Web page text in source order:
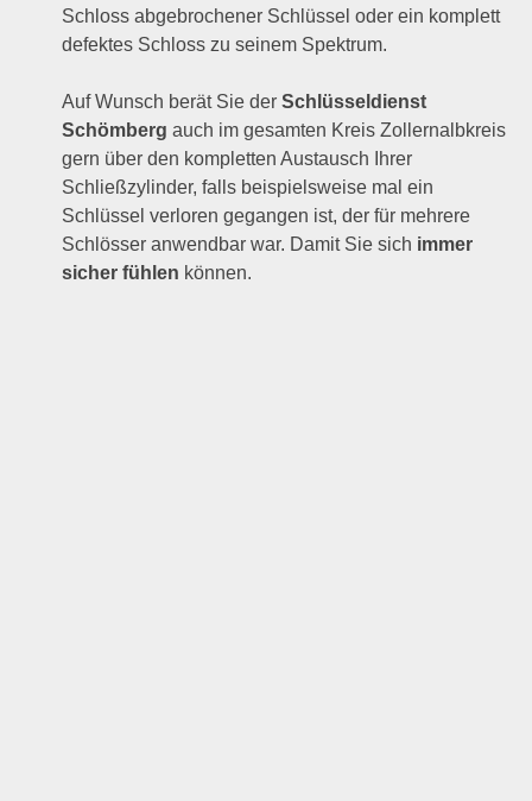
Schloss abgebrochener Schlüssel oder ein komplett
defektes Schloss zu seinem Spektrum.
Auf Wunsch berät Sie derSchlüsseldienst
Schömberg auch im gesamten Kreis Zollernalbkreis
gern über den kompletten Austausch Ihrer
Schließzylinder, falls beispielsweise mal ein
Schlüssel verloren gegangen ist, der für mehrere
Schlösser anwendbar war. Damit Sie sich immer
sicher fühlen können.